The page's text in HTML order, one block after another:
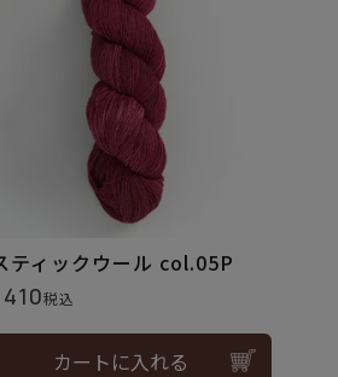
ティックウール col.05P
税込
カートに入れる